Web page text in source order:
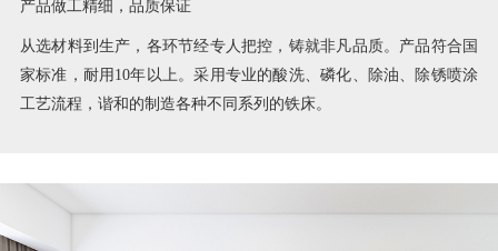
产品做工精细，品质保证
从选材料到生产，各环节经专人把控，铸就非凡品质。产品符合国
家标准，耐用10年以上。采用专业的酸洗、磷化、除油、除锈喷涂
工艺流程，谐和的制造各种不同系列的铁床。